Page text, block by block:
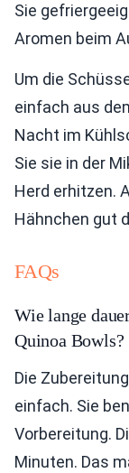
Sie
Aromen beim
Um die
einfach aus
Nacht im
Sie sie in der
Herd erhitzen.
Hähnchen gut
FAQs
Wie lange
Quinoa Bowls?
Die
einfach. Sie
Vorbereitung.
Minuten. Das